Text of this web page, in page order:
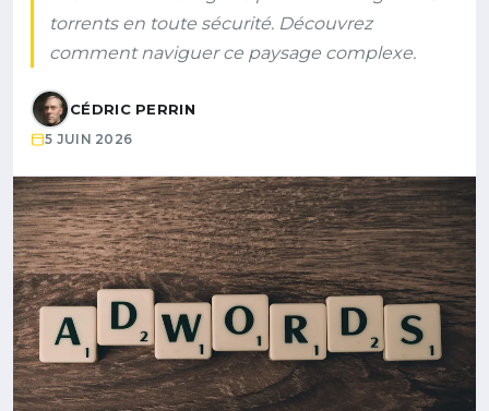
torrents en toute sécurité. Découvrez
comment naviguer ce paysage complexe.
CÉDRIC PERRIN
5 JUIN 2026